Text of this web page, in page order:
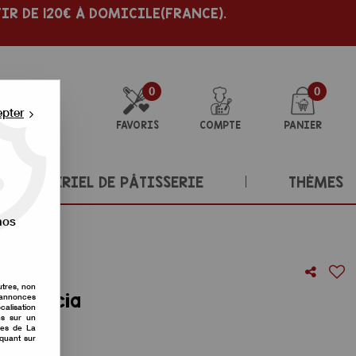
DE 120€ À DOMICILE(FRANCE).
0
FAVORIS COMPTE
0
PANIER
MATÉRIEL DE PÂTISSERIE THÈMES
Goccia
avis !
non
sur un
de La
sur